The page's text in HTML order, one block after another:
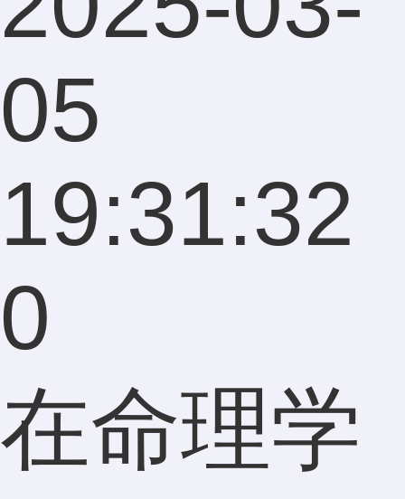
05
19:31:32
0
在命理学